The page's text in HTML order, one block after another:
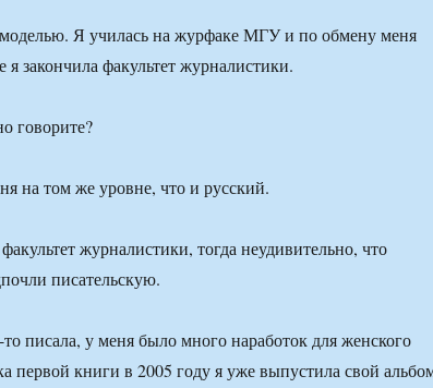
Я училась на журфаке МГУ и по обмену меня
закончила факультет журналистики.
говорите?
на том же уровне, что и русский.
журналистики, тогда неудивительно, что
писательскую.
писала, у меня было много наработок для женского
первой книги в 2005 году я уже выпустила свой